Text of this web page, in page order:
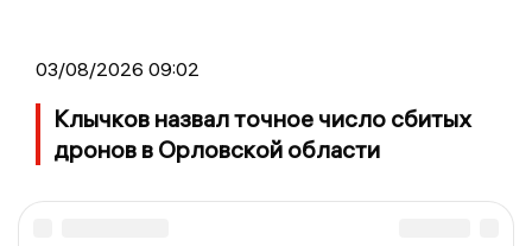
03/08/2026 09:02
Клычков назвал точное число сбитых
дронов в Орловской области